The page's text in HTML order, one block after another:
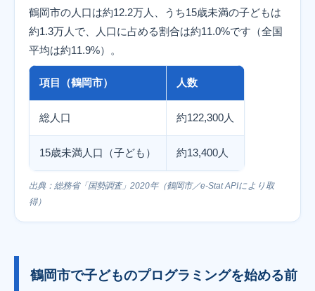
鶴岡市の人口は約12.2万人、うち15歳未満の子どもは
約1.3万人で、人口に占める割合は約11.0%です（全国
平均は約11.9%）。
項目（鶴岡市） 人数
総人口 約122,300人
15歳未満人口（子ども） 約13,400人
出典：総務省「国勢調査」2020年（鶴岡市／e-Stat APIにより取
得）
鶴岡市で子どものプログラミングを始める前